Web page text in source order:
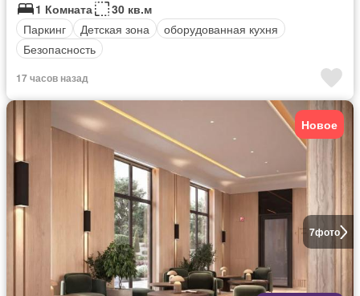
1 Комната
30 кв.м
Паркинг
Детская зона
оборудованная кухня
Безопасность
17 часов назад
7фото
Новое